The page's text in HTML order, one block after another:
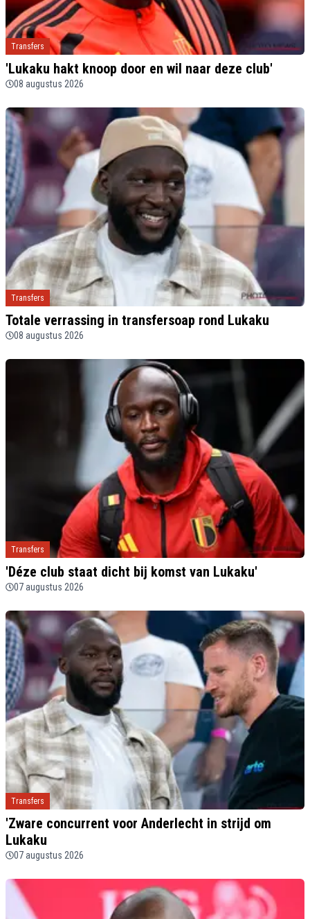
Transfers
'Lukaku hakt knoop door en wil naar deze club'
08 augustus 2026
Transfers
Totale verrassing in transfersoap rond Lukaku
08 augustus 2026
Transfers
'Déze club staat dicht bij komst van Lukaku'
07 augustus 2026
Transfers
'Zware concurrent voor Anderlecht in strijd om
Lukaku
07 augustus 2026